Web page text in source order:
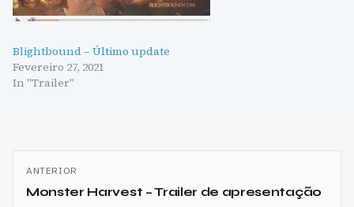
Blightbound – Último update
Fevereiro 27, 2021
In "Trailer"
Navegação
de
ANTERIOR
Monster Harvest – Trailer de apresentação